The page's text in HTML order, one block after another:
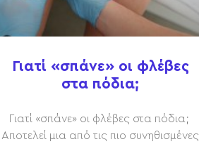
Γιατί «σπάνε» οι φλέβες
στα πόδια;
Γιατί «σπάνε» οι φλέβες στα πόδια;
Αποτελεί μια από τις πιο συνηθισμένες